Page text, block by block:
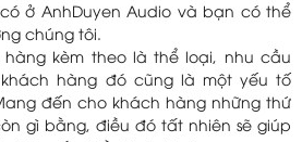
ở AnhDuyen Audio và bạn có thể
chúng tôi.
kèm theo là thể loại, nhu cầu
hàng đó cũng là một yếu tố
đến cho khách hàng những thứ
gì bằng, điều đó tất nhiên sẽ giúp